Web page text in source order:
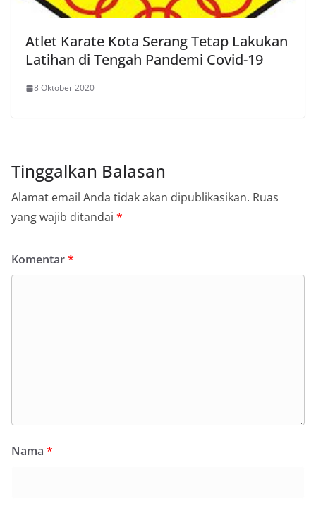
Atlet Karate Kota Serang Tetap Lakukan
Latihan di Tengah Pandemi Covid-19
8 Oktober 2020
Tinggalkan Balasan
Alamat email Anda tidak akan dipublikasikan. Ruas
yang wajib ditandai *
Komentar*
Nama *